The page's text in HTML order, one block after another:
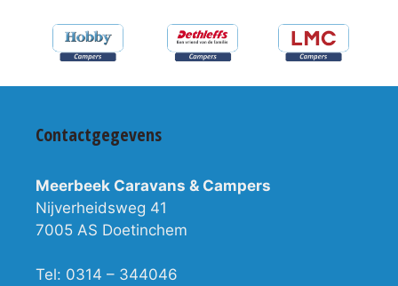
Contactgegevens
Meerbeek Caravans & Campers
Nijverheidsweg 41
7005 AS Doetinchem
Tel: 0314 – 344046